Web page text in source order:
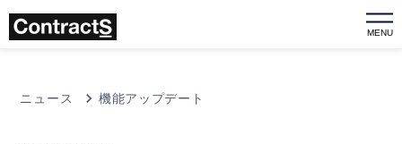
MENU
ニュース 機能アップデート